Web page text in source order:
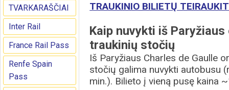
TVARKARAŠČIAI
Inter Rail
France Rail Pass
Renfe Spain
Pass
TRAUKINIO BILIETŲ
Kaip nuvykti iš
traukinių stočių
Iš Paryžiaus Charles de Gaulle
stočių galima nuvykti autobusu
min.). Bilieto į vieną pusę kaina